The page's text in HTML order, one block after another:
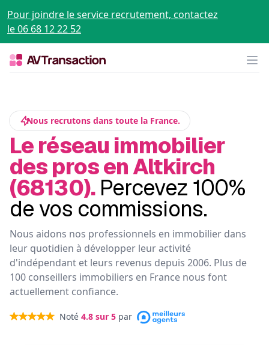
Pour joindre le service recrutement, contactez
le 06 68 12 22 52
Nous recrutons dans toute la France.
Le réseau immobilier
des pros en Altkirch
(68130). Percevez 100%
de vos commissions.
Nous aidons nos professionnels en immobilier dans
leur quotidien à développer leur activité
d'indépendant et leurs revenus depuis 2006. Plus de
100 conseillers immobiliers en France nous font
actuellement confiance.
Noté 4.8 sur 5 par